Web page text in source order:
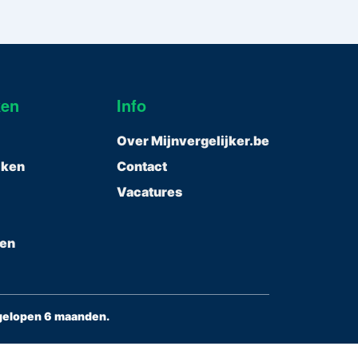
Info
Over Mijnvergelijker.be
Contact
Vacatures
6 maanden.